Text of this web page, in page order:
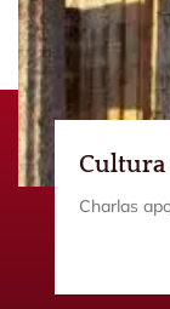
Cultura
Charlas